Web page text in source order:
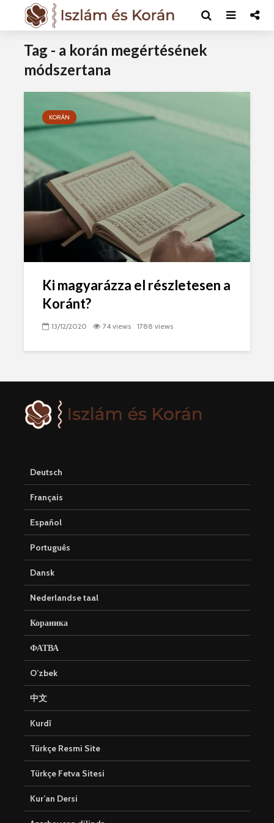
Tag - a korán megértésének
módszertana
KORÁN
Ki magyarázza el részletesen a
Koránt?
13/12/2020 74 views 1788 views
Deutsch
Français
Español
Português
Dansk
Nederlandse taal
Кораника
ФАТВА
O’zbek
中文
Kurdî
Türkçe Resmi Site
Türkçe Fetva Sitesi
Kur’an Dersi